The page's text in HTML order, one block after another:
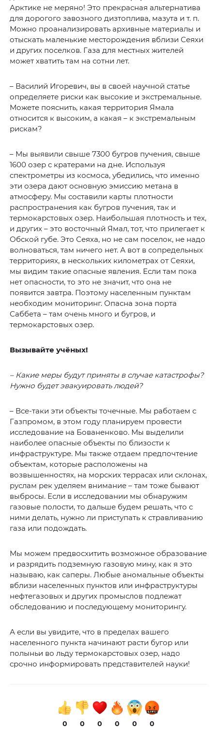
Арктике не меряно! Это прекрасная альтернатива
для дорогого завозного дизтоплива, мазута и т. п.
Можно проанализировать архивные материалы и
отыскать маленькие месторождения вблизи Сеяхи
и других поселков. Газа для местных жителей
может хватить там на сотни лет.
– Василий Игоревич, вы в своей научной статье
определяете риски как высокие и экстремальные.
Можете пояснить, какая территория Ямала
относится к высоким, а какая – к экстремальным
рискам?
– Мы выявили свыше 7300 бугров пучения, свыше
1600 озер с кратерами на дне. Используя
спектрометры из космоса, убедились, что именно
эти озера дают основную эмиссию метана в
атмосферу. Мы составили карты плотности
распространения как бугров пучения, так и
термокарстовых озер. Наибольшая плотность и тех,
и других – это восточный Ямал, тот, что прилегает к
Обской губе. Это Сеяха, но не сам поселок, не надо
волноваться, там ничего нет. А вот в сопредельных
территориях, в нескольких километрах от Сеяхи,
мы видим такие опасные явления. Если там пока
нет опасности, то это не значит, что она не
появится завтра. Поэтому населенным пунктам
необходим мониторинг. Опасна зона порта
Саббета – там очень много и бугров, и
термокарстовых озер.
Вызывайте учёных!
– Какие меры будут приняты в случае катастрофы?
Нужно будет эвакуировать людей?
– Все-таки эти объекты точечные. Мы работаем с
Газпромом, в этом году планируем провести
исследование на Бованенково. Мы выделили
наиболее опасные объекты по близости к
инфраструктуре. Мы также отдаем предпочтение
объектам, которые расположены на
возвышенностях, на морских террасах или склонах,
руслам рек уделяем внимание – там тоже бывают
выбросы. Если в исследовании мы обнаружим
газовые полости, то дальше будем решать, что с
ними делать, нужно ли приступать к стравливанию
газа или подождать.
Мы можем предвосхитить возможное образование
и разрядить подземную газовую мину, как я это
называю, как саперы. Любые аномальные объекты
вблизи населенных пунктов или инфраструктуры
нефтегазовых и других промыслов подлежат
обследованию и последующему мониторингу.
А если вы увидите, что в пределах вашего
населенного пункта начинают расти бугор или
полыньи во льду термокарстовых озер, надо
срочно информировать представителей науки!
0 0 0 0 0 0